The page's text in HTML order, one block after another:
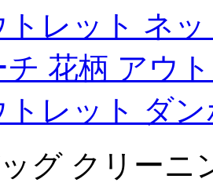
トレット ネ
チ 花柄 アウ
トレット ダ
グ クリーニ